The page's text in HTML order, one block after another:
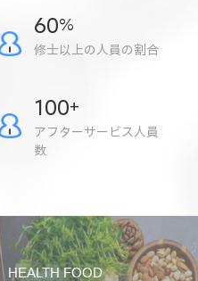
60%
修士以上の人員の割合
100+
アフターサービス人員
数
HEALTH FOOD